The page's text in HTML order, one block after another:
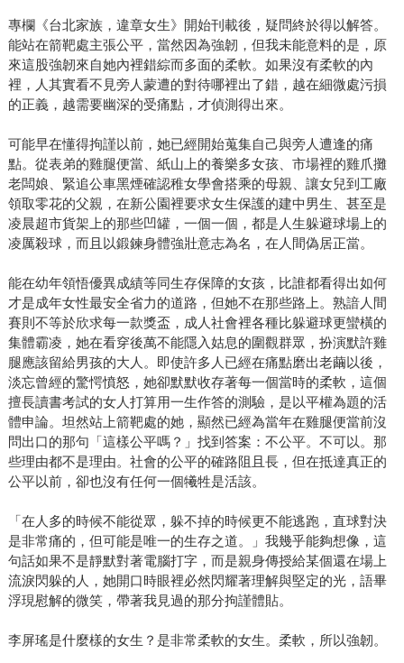
專欄《台北家族，違章女生》開始刊載後，疑問終於得以解答。
能站在箭靶處主張公平，當然因為強韌，但我未能意料的是，原
來這股強韌來自她內裡錯綜而多面的柔軟。如果沒有柔軟的內
裡，人其實看不見旁人蒙遭的對待哪裡出了錯，越在細微處污損
的正義，越需要幽深的受痛點，才偵測得出來。
可能早在懂得拘謹以前，她已經開始蒐集自己與旁人遭逢的痛
點。從表弟的雞腿便當、紙山上的養樂多女孩、市場裡的雞爪攤
老闆娘、緊追公車黑煙確認稚女學會搭乘的母親、讓女兒到工廠
領取零花的父親，在新公園裡要求女生保護的建中男生、甚至是
凌晨超市貨架上的那些凹罐，一個一個，都是人生躲避球場上的
凌厲殺球，而且以鍛鍊身體強壯意志為名，在人間偽居正當。
能在幼年領悟優異成績等同生存保障的女孩，比誰都看得出如何
才是成年女性最安全省力的道路，但她不在那些路上。熟諳人間
賽則不等於欣求每一款獎盃，成人社會裡各種比躲避球更蠻橫的
集體霸凌，她在看穿後萬不能隱入姑息的圍觀群眾，扮演默許雞
腿應該留給男孩的大人。即使許多人已經在痛點磨出老繭以後，
淡忘曾經的驚愕憤怒，她卻默默收存著每一個當時的柔軟，這個
擅長讀書考試的女人打算用一生作答的測驗，是以平權為題的活
體申論。坦然站上箭靶處的她，顯然已經為當年在雞腿便當前沒
問出口的那句「這樣公平嗎？」找到答案：不公平。不可以。那
些理由都不是理由。社會的公平的確路阻且長，但在抵達真正的
公平以前，卻也沒有任何一個犧牲是活該。
「在人多的時候不能從眾，躲不掉的時候更不能逃跑，直球對決
是非常痛的，但可能是唯一的生存之道。」我幾乎能夠想像，這
句話如果不是靜默對著電腦打字，而是親身傳授給某個還在場上
流淚閃躲的人，她開口時眼裡必然閃耀著理解與堅定的光，語畢
浮現慰解的微笑，帶著我見過的那分拘謹體貼。
李屏瑤是什麼樣的女生？是非常柔軟的女生。柔軟，所以強韌。